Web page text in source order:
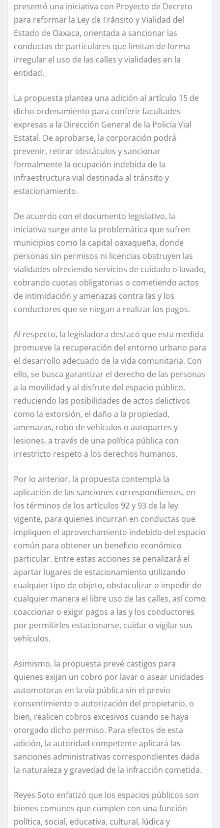
presentó una iniciativa con Proyecto de Decreto
para reformar la Ley de Tránsito y Vialidad del
Estado de Oaxaca, orientada a sancionar las
conductas de particulares que limitan de forma
irregular el uso de las calles y vialidades en la
entidad.
La propuesta plantea una adición al artículo 15 de
dicho ordenamiento para conferir facultades
expresas a la Dirección General de la Policía Vial
Estatal. De aprobarse, la corporación podrá
prevenir, retirar obstáculos y sancionar
formalmente la ocupación indebida de la
infraestructura vial destinada al tránsito y
estacionamiento.
De acuerdo con el documento legislativo, la
iniciativa surge ante la problemática que sufren
municipios como la capital oaxaqueña, donde
personas sin permisos ni licencias obstruyen las
vialidades ofreciendo servicios de cuidado o lavado,
cobrando cuotas obligatorias o cometiendo actos
de intimidación y amenazas contra las y los
conductores que se niegan a realizar los pagos.
Al respecto, la legisladora destacó que esta medida
promueve la recuperación del entorno urbano para
el desarrollo adecuado de la vida comunitaria. Con
ello, se busca garantizar el derecho de las personas
a la movilidad y al disfrute del espacio público,
reduciendo las posibilidades de actos delictivos
como la extorsión, el daño a la propiedad,
amenazas, robo de vehículos o autopartes y
lesiones, a través de una política pública con
irrestricto respeto a los derechos humanos.
Por lo anterior, la propuesta contempla la
aplicación de las sanciones correspondientes, en
los términos de los artículos 92 y 93 de la ley
vigente, para quienes incurran en conductas que
impliquen el aprovechamiento indebido del espacio
común para obtener un beneficio económico
particular. Entre estas acciones se penalizará el
apartar lugares de estacionamiento utilizando
cualquier tipo de objeto, obstaculizar o impedir de
cualquier manera el libre uso de las calles, así como
coaccionar o exigir pagos a las y los conductores
por permitirles estacionarse, cuidar o vigilar sus
vehículos.
Asimismo, la propuesta prevé castigos para
quienes exijan un cobro por lavar o asear unidades
automotoras en la vía pública sin el previo
consentimiento o autorización del propietario, o
bien, realicen cobros excesivos cuando se haya
otorgado dicho permiso. Para efectos de esta
adición, la autoridad competente aplicará las
sanciones administrativas correspondientes dada
la naturaleza y gravedad de la infracción cometida.
Reyes Soto enfatizó que los espacios públicos son
bienes comunes que cumplen con una función
política, social, educativa, cultural, lúdica y